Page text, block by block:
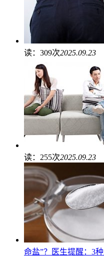
读：309次2025.09.23
读：255次2025.09.23
命盐”？医生提醒：3